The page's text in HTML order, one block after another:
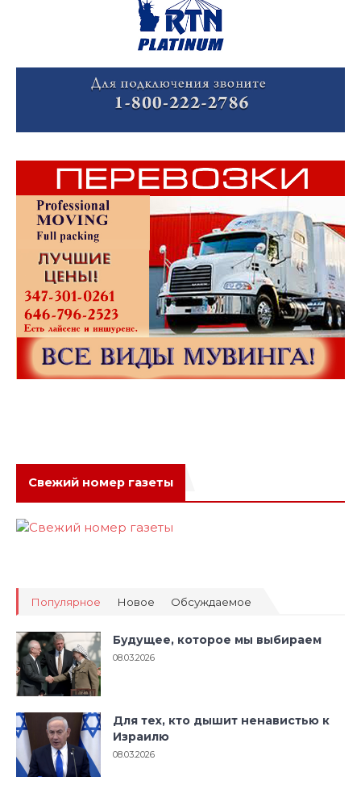
Свежий номер газеты
Популярное Новое Обсуждаемое
Будущее, которое мы выбираем
08.03.2026
Для тех, кто дышит ненавистью к
Израилю
08.03.2026